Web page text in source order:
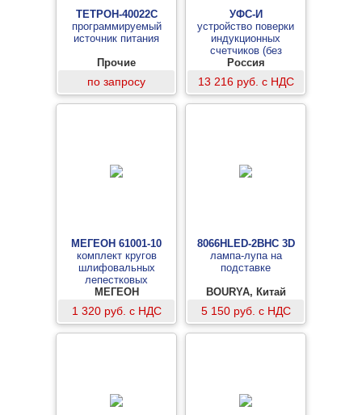
ТЕТРОН-40022С
программируемый
источник питания
Прочие
по запросу
УФС-И
устройство поверки
индукционных
счетчиков (без
держателя)
Россия
13 216 руб. с НДС
МЕГЕОН 61001-10
комплект кругов
шлифовальных
лепестковых
МЕГЕОН
1 320 руб. с НДС
8066HLED-2BHC 3D
лампа-лупа на
подставке
BOURYA, Китай
5 150 руб. с НДС